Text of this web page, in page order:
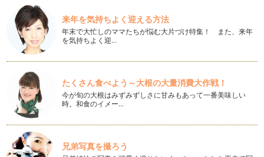
4月の絵本『ぼうしとったら』
今年の桜は早かったですね。入学式にはもうすっかり葉桜に。
一気に春がやってきました。 …
3月の絵本「ぼくとチマチマ」
急に暖かくなってきましたね。 もう3月。春はすぐそこです。
朝、6時台はまだ真…
2月の絵本『バルバルさん』
ごあいさつが遅くなりました。 今年も楽しい絵本をたくさん
ご紹介させていただきます。 …
クリスマスの絵本
クリスマスが近づいてきました。 今年も、もうすぐ終わりま
来年を気持ちよく迎える方法
年末で大忙しのママたちが悩む大片づけ特集！ また、来年
を気持ちよく迎…
たくさん食べよう～大根の大量消費大作戦！
今が旬の大根はみずみずしさに甘みもあって一番美味しい
時。和食のイメー…
兄弟写真を撮ろう